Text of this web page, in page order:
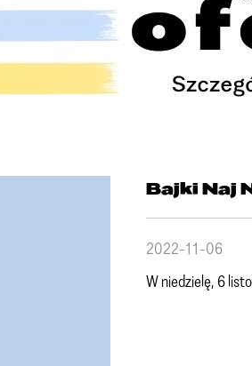
Bajki Naj
2022-11-06
W niedzielę, 6